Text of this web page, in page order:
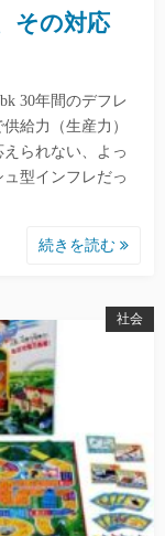
その対応
30年間のデフレ
給力（生産力）
られない、よっ
型インフレだっ
続きを読む
社会